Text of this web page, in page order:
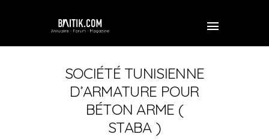
SOCIÉTÉ TUNISIENNE
D’ARMATURE POUR
BÉTON ARME (
STABA )
ACCUEIL
PROFESSIONNEL